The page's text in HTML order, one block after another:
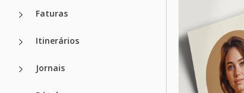
Faturas
Itinerários
Jornais